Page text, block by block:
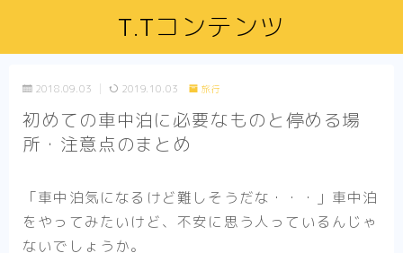
T.Tコンテンツ
2018.09.03 2019.10.03 旅行
初めての車中泊に必要なものと停める場
所・注意点のまとめ
「車中泊気になるけど難しそうだな・・・」車中泊
をやってみたいけど、不安に思う人っているんじゃ
ないでしょうか。